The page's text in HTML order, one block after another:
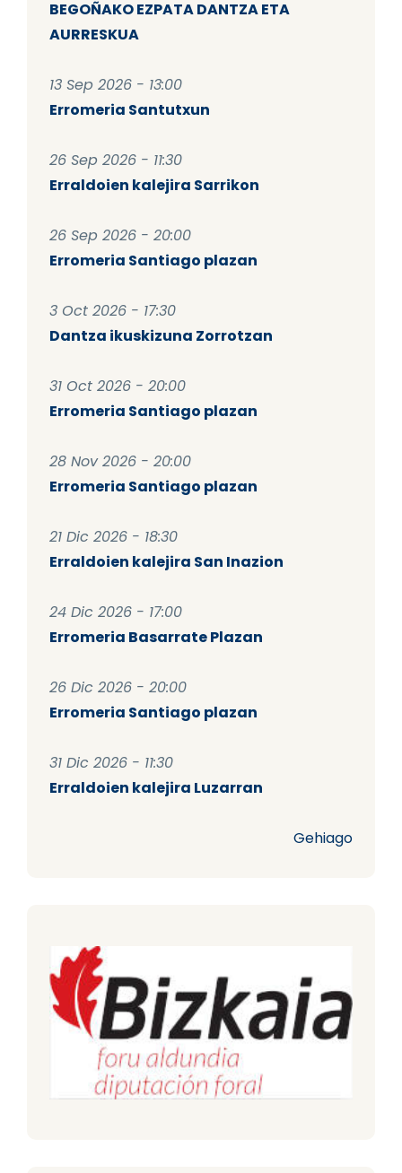
BEGOÑAKO EZPATA DANTZA ETA
AURRESKUA
13 Sep 2026 - 13:00
Erromeria Santutxun
26 Sep 2026 - 11:30
Erraldoien kalejira Sarrikon
26 Sep 2026 - 20:00
Erromeria Santiago plazan
3 Oct 2026 - 17:30
Dantza ikuskizuna Zorrotzan
31 Oct 2026 - 20:00
Erromeria Santiago plazan
28 Nov 2026 - 20:00
Erromeria Santiago plazan
21 Dic 2026 - 18:30
Erraldoien kalejira San Inazion
24 Dic 2026 - 17:00
Erromeria Basarrate Plazan
26 Dic 2026 - 20:00
Erromeria Santiago plazan
31 Dic 2026 - 11:30
Erraldoien kalejira Luzarran
Gehiago